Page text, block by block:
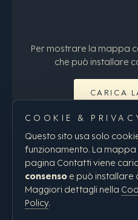
Per mostrare la mappa
che può installare
CARICA
oppure apri in
COOKIE &
Questo sito usa solo
funzionamento. La
pagina Contatti viene
consenso e può installare
Maggiori dettagli nella
Policy.